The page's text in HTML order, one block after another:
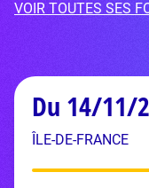
VOIR TOUTES SES
Du 14/11/
ÎLE-DE-FRANCE